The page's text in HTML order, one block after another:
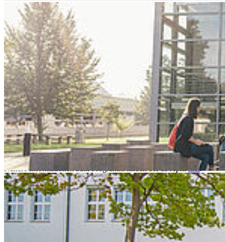
Zurück
Campustag - Hochschulinformationstag
2027
Samstag, 22. Mai 2027 - 1100Uhr
Campus || Hochschulkommunikation
Am22. Mai 2027findet der nächsteCampustag -
Hochschulinformationstagder Hochschule Stralsund statt.
Dabei präsentiert sich die HOST mit einem umfangreichen
Veranstaltungsprogramm rund um ihre Bachelor- und Master-
Studiengänge.
Nähere Informationen zum Programm finden Sie ab April
hier.
Zurück
Termin speichern Alle Veranstaltungen